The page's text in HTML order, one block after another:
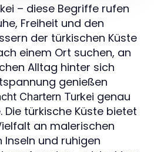
– diese Begriffe rufen
Freiheit und den
der türkischen Küste
einem Ort suchen, an
Alltag hinter sich
genießen
Chartern Turkei genau
Die türkische Küste bietet
an malerischen
Inseln und ruhigen